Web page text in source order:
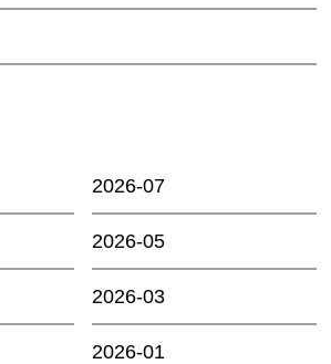
2026-07
2026-05
2026-03
2026-01